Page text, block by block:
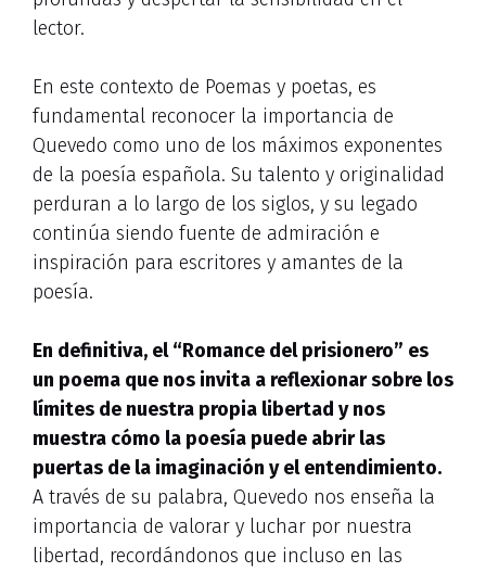
lector.
En este contexto de Poemas y poetas, es
fundamental reconocer la importancia de
Quevedo como uno de los máximos exponentes
de la poesía española. Su talento y originalidad
perduran a lo largo de los siglos, y su legado
continúa siendo fuente de admiración e
inspiración para escritores y amantes de la
poesía.
En definitiva, el “Romance del prisionero” es
un poema que nos invita a reflexionar sobre los
límites de nuestra propia libertad y nos
muestra cómo la poesía puede abrir las
puertas de la imaginación y el entendimiento.
A través de su palabra, Quevedo nos enseña la
importancia de valorar y luchar por nuestra
libertad, recordándonos que incluso en las